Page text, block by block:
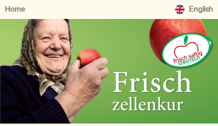
Home English